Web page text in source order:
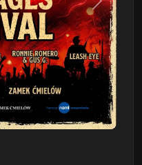
Następny